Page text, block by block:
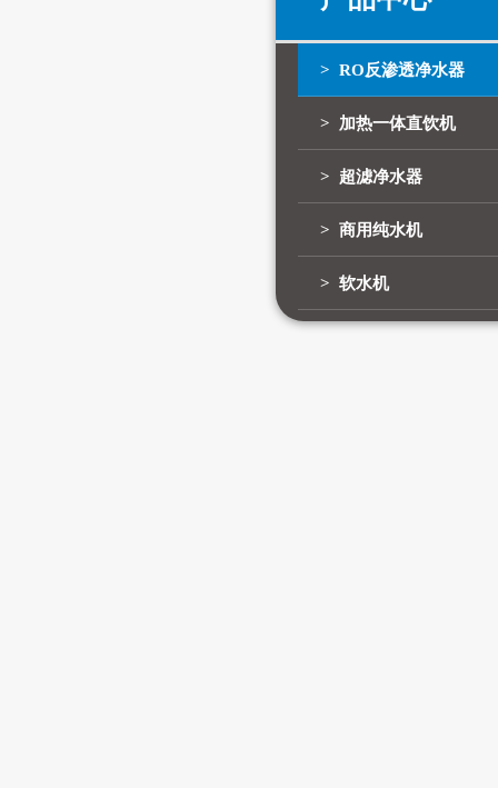
> RO反渗透净水器
> 加热一体直饮机
> 超滤净水器
> 商用纯水机
> 软水机